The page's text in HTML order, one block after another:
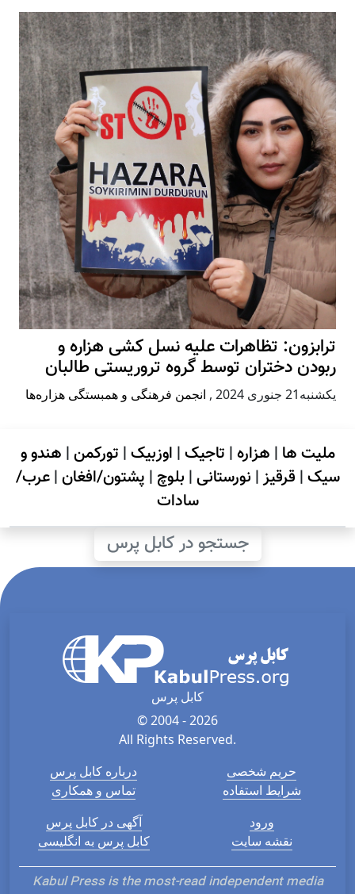
ترابزون: تظاهرات علیه نسل کشی هزاره و
ربودن دختران توسط گروه تروریستی طالبان
يكشنبه21 جنوری 2024 , انجمن فرهنگی و همبستگی هزاره‌ها
ملیت ها | هزاره| تاجیک| اوزبیک| تورکمن| هندو و
سیک| قرقیز| نورستانی| بلوچ | پشتون/افغان|عرب/
سادات
جستجو در کابل پرس
کابل پرس
© 2004 - 2026
All Rights Reserved.
درباره کابل پرس
تماس و همکاری
حریم شخصی
شرایط استفاده
آگهی در کابل پرس
کابل پرس به انگلیسی
ورود
نقشه سایت
Kabul Press is the most-read independent media